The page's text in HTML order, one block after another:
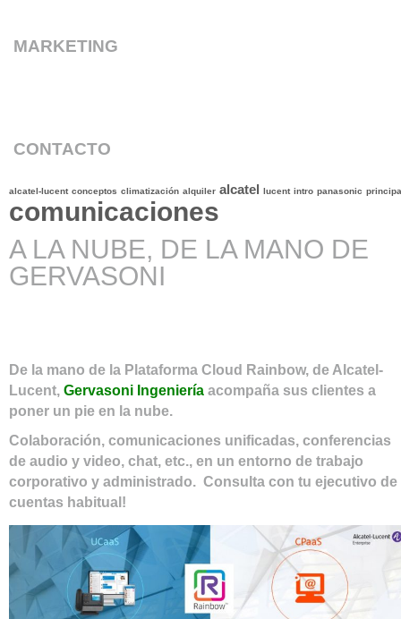
MARKETING
CONTACTO
alcatel-lucent conceptos climatización alquiler alcatel lucent intro panasonic
comunicaciones
A LA NUBE, DE LA MANO DE
GERVASONI
De la mano de la Plataforma Cloud Rainbow, de Alcatel-
Lucent, Gervasoni Ingeniería acompaña sus clientes a
poner un pie en la nube.
Colaboración, comunicaciones unificadas, conferencias
de audio y video, chat, etc., en un entorno de trabajo
corporativo y administrado. Consulta con tu ejecutivo de
cuentas habitual!